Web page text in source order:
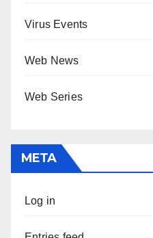
Virus Events
Web News
Web Series
META
Log in